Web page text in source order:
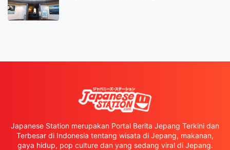
Japanese Station merupakan Portal Berita Jepang Terkini dan
Terbesar di Indonesia tentang wisata di Jepang, makanan,
gaya hidup, pop culture dan yang sedang viral di Jepang.